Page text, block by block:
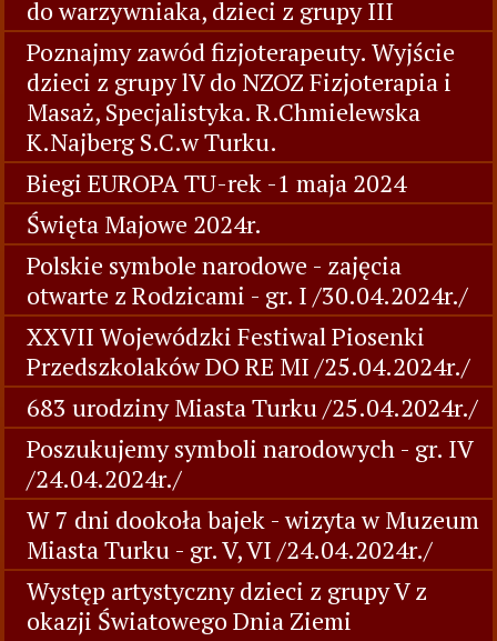
do warzywniaka, dzieci z grupy III
Poznajmy zawód fizjoterapeuty. Wyjście
dzieci z grupy lV do NZOZ Fizjoterapia i
Masaż, Specjalistyka. R.Chmielewska
K.Najberg S.C.w Turku.
Biegi EUROPA TU-rek -1 maja 2024
Święta Majowe 2024r.
Polskie symbole narodowe - zajęcia
otwarte z Rodzicami - gr. I /30.04.2024r./
XXVII Wojewódzki Festiwal Piosenki
Przedszkolaków DO RE MI /25.04.2024r./
683 urodziny Miasta Turku /25.04.2024r./
Poszukujemy symboli narodowych - gr. IV
/24.04.2024r./
W 7 dni dookoła bajek - wizyta w Muzeum
Miasta Turku - gr. V, VI /24.04.2024r./
Występ artystyczny dzieci z grupy V z
okazji Światowego Dnia Ziemi